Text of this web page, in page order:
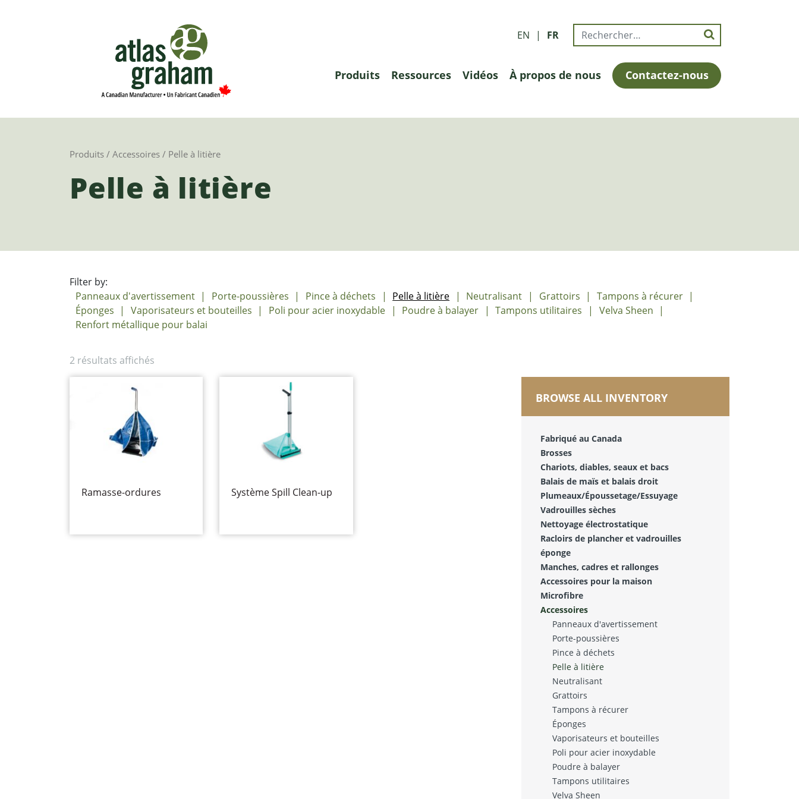
EN FR
Produits Ressources Vidéos À propos de nous Contactez-nous
Produits / Accessoires / Pelle à litière
Pelle à litière
Filter by:
Panneaux d'avertissement
Porte-poussières Pince à déchets Pelle à litière Neutralisant Grattoirs
Tampons à récurer
Éponges
Vaporisateurs et bouteilles Poli pour acier inoxydable Poudre à balayer Tampons utilitaires
Velva Sheen
Renfort métallique pour balai
BROWSE ALL INVENTORY
Fabriqué au Canada
Brosses
Chariots, diables, seaux et bacs
Balais de maïs et balais droit
Plumeaux/Époussetage/Essuyage
Vadrouilles sèches
Nettoyage électrostatique
Racloirs de plancher et vadrouilles
éponge
Manches, cadres et rallonges
Accessoires pour la maison
Microfibre
Accessoires
Panneaux d'avertissement
Porte-poussières
Pince à déchets
Pelle à litière
Neutralisant
Grattoirs
Tampons à récurer
Éponges
Vaporisateurs et bouteilles
Poli pour acier inoxydable
Poudre à balayer
Tampons utilitaires
Velva Sheen
2 résultats affichés
Ramasse-ordures Système Spill Clean-up